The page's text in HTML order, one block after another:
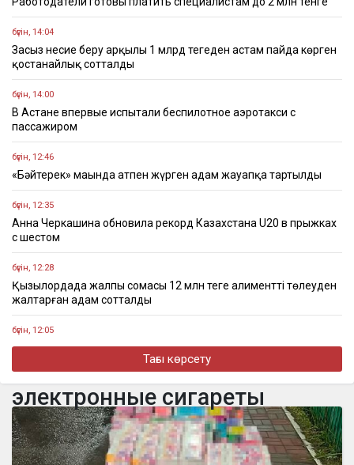
бүгін, 14:04
Заңсыз несие беру арқылы 1 млрд теңгеден астам пайда көрген
қостанайлық сотталды
бүгін, 14:00
В Астане впервые испытали беспилотное аэротакси с
пассажиром
бүгін, 12:46
«Бәйтерек» маңында атпен жүрген адам жауапқа тартылды
бүгін, 12:35
Анна Черкашина обновила рекорд Казахстана U20 в прыжках
с шестом
бүгін, 12:28
Қызылордада жалпы сомасы 12 млн теңге алиментті төлеуден
жалтарған адам сотталды
бүгін, 12:05
На бизнес-форуме обсудили развитие торговли между
Казахстаном и Узбекистаном
бүгін, 11:56
«Бұрынғы енем менен 25 миллион теңге талап етіп отыр»:
Бишімбаевтің экс-әйелі мәлімдеме жасады
Тағы көрсету
электронные сигареты